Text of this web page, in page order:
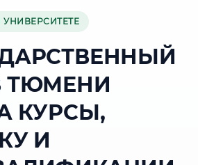
ТЮМЕНИ
КУРСЫ,
И